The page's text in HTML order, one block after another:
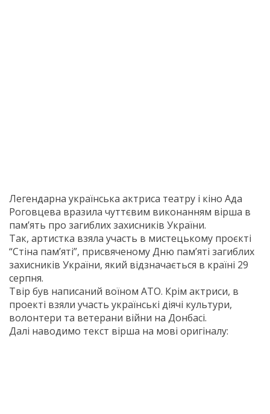
Легендарна українська актриса театру і кіно Ада
Роговцева вразила чуттєвим виконанням вірша в
пам’ять про загиблих захисників України.
Так, артистка взяла участь в мистецькому проєкті
“Стіна пам’яті”, присвяченому Дню пам’яті загиблих
захисників України, який відзначається в країні 29
серпня.
Твір був написаний воїном АТО. Крім актриси, в
проекті взяли участь українські діячі культури,
волонтери та ветерани війни на Донбасі.
Далі наводимо текст вірша на мові оригіналу: